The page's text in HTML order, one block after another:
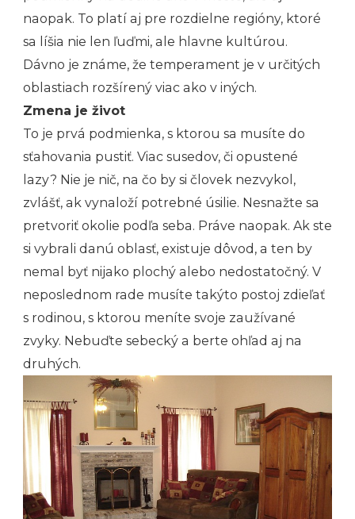
naopak. To platí aj pre rozdielne regióny, ktoré
sa líšia nie len ľuďmi, ale hlavne kultúrou.
Dávno je známe, že temperament je v určitých
oblastiach rozšírený viac ako v iných.
Zmena je život
To je prvá podmienka, s ktorou sa musíte do
sťahovania pustiť. Viac susedov, či opustené
lazy? Nie je nič, na čo by si človek nezvykol,
zvlášť, ak vynaloží potrebné úsilie. Nesnažte sa
pretvoriť okolie podľa seba. Práve naopak. Ak ste
si vybrali danú oblasť, existuje dôvod, a ten by
nemal byť nijako plochý alebo nedostatočný. V
neposlednom rade musíte takýto postoj zdieľať
s rodinou, s ktorou meníte svoje zaužívané
zvyky. Nebuďte sebecký a berte ohľad aj na
druhých.